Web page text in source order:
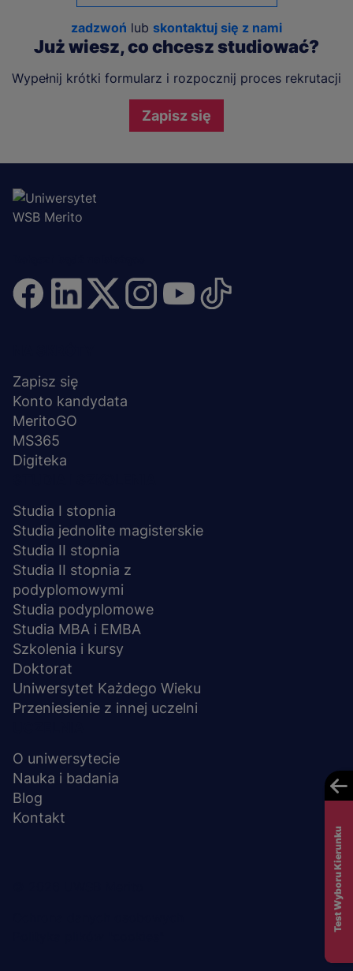
zadzwoń lub skontaktuj się z nami
Już wiesz, co chcesz studiować?
Wypełnij krótki formularz i rozpocznij proces rekrutacji
Zapisz się
stopka
Zapisz się
Konto kandydata
MeritoGO
MS365
Digiteka
Studia I stopnia
Studia jednolite magisterskie
Studia II stopnia
Studia II stopnia z
podyplomowymi
Studia podyplomowe
Studia MBA i EMBA
Szkolenia i kursy
Doktorat
Uniwersytet Każdego Wieku
Przeniesienie z innej uczelni
O uniwersytecie
Nauka i badania
Blog
Kontakt
Test Wyboru Kierunku